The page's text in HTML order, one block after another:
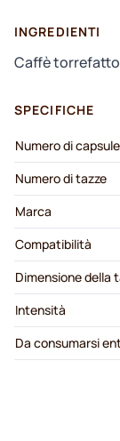
INGREDIENTI
Caffè
SPECIFICHE
Numero di capsule
Numero di tazze
Marca
Compatibilità
Dimensione della
Intensità
Da consumarsi